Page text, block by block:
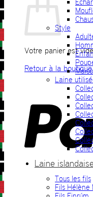
Votre panier est
Retour à la boutique
Style
Laine
Laine
Tous les fils
Fils Hélène